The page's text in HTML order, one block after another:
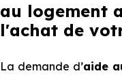
au logement
l'achat de
La demande d’aide